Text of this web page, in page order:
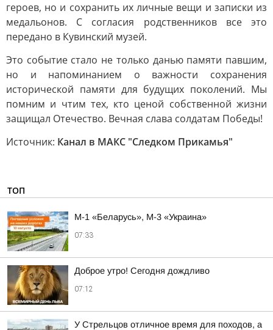
героев, но и сохранить их личные вещи и записки из
медальонов. С согласия родственников все это
передано в Кувинский музей.
Это событие стало не только данью памяти павшим,
но и напоминанием о важности сохранения
исторической памяти для будущих поколений. Мы
помним и чтим тех, кто ценой собственной жизни
защищал Отечество. Вечная слава солдатам Победы!
Источник: Канал в МАКС "Следком Прикамья"
ТОП
М-1 «Беларусь», М-3 «Украина»
07:33
Доброе утро! Сегодня дождливо
07:12
У Стрельцов отличное время для походов, а